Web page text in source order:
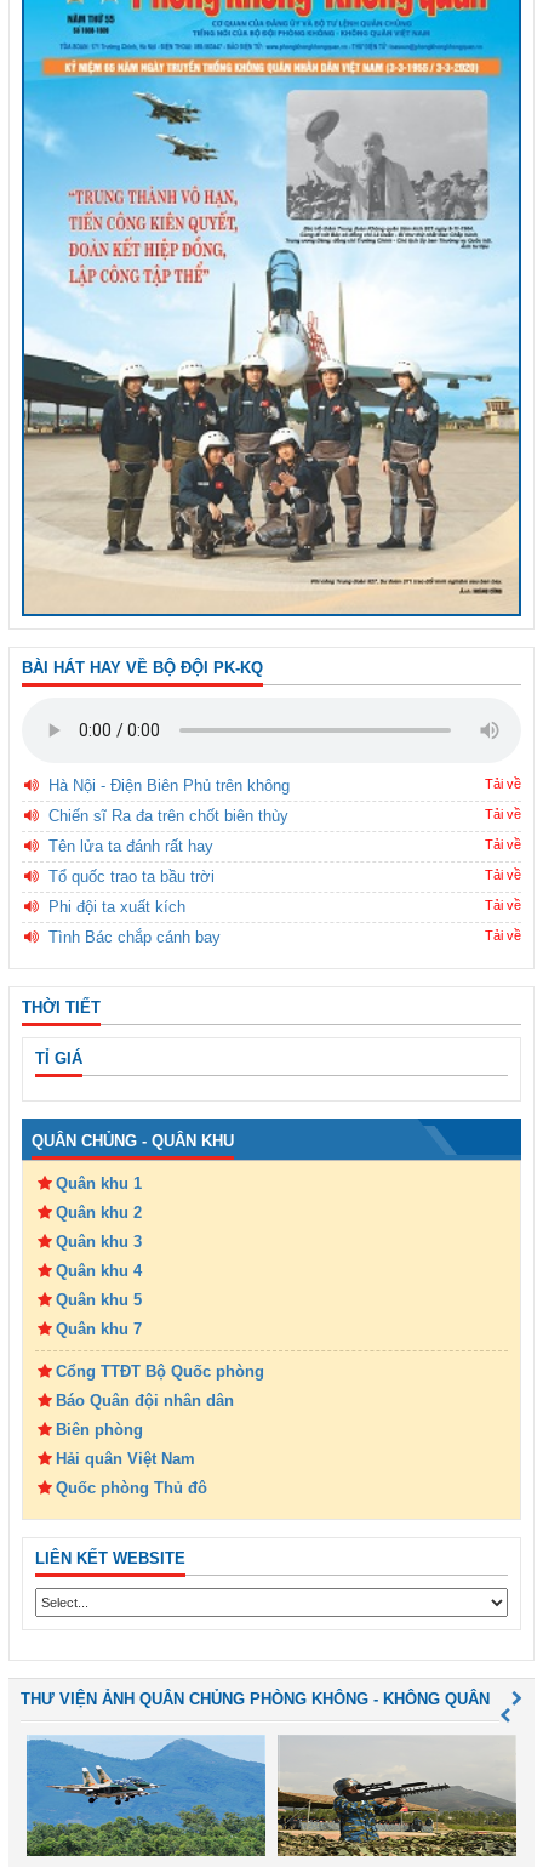
BÀI HÁT HAY VỀ BỘ ĐỘI PK-KQ
Hà Nội - Điện Biên Phủ trên không Tải về
Chiến sĩ Ra đa trên chốt biên thùy Tải về
Tên lửa ta đánh rất hay Tải về
Tổ quốc trao ta bầu trời Tải về
Phi đội ta xuất kích Tải về
Tình Bác chắp cánh bay Tải về
THỜI TIẾT
TỈ GIÁ
QUÂN CHỦNG - QUÂN KHU
Quân khu 1
Quân khu 2
Quân khu 3
Quân khu 4
Quân khu 5
Quân khu 7
Cổng TTĐT Bộ Quốc phòng
Báo Quân đội nhân dân
Biên phòng
Hải quân Việt Nam
Quốc phòng Thủ đô
LIÊN KẾT WEBSITE
THƯ VIỆN ẢNH QUÂN CHỦNG PHÒNG KHÔNG - KHÔNG QUÂN